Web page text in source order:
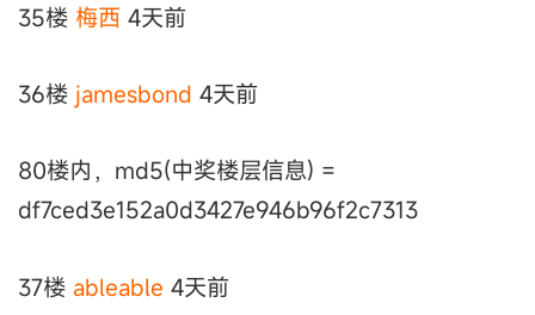
35楼 梅西 4天前
36楼 jamesbond 4天前
80楼内，md5(中奖楼层信息) =
df7ced3e152a0d3427e946b96f2c7313
37楼 ableable 4天前